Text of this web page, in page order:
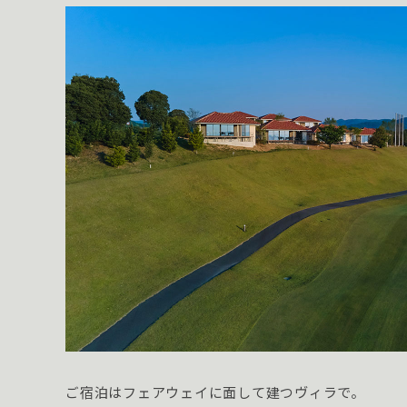
ご宿泊はフェアウェイに面して建つヴィラで。